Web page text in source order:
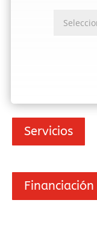
Servicios
Financiación